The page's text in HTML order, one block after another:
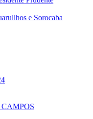
e Sorocaba
CAMPOS